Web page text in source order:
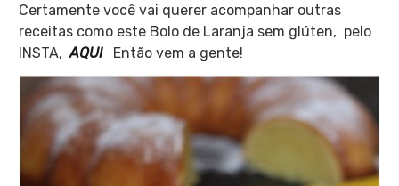
Certamente você vai querer acompanhar outras
receitas como este Bolo de Laranja sem glúten, pelo
INSTA,AQUIEntão vem a gente!